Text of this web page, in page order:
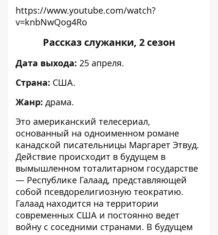
https://www.youtube.com/watch?
v=knbNwQog4Ro
Рассказ служанки, 2 сезон
Дата выхода: 25 апреля.
Страна: США.
Жанр: драма.
Это американский телесериал,
основанный на одноименном романе
канадской писательницы Маргарет Этвуд.
Действие происходит в будущем в
вымышленном тоталитарном государстве
— Республике Галаад, представляющей
собой псевдорелигиозную теократию.
Галаад находится на территории
современных США и постоянно ведет
войну с соседними странами. В будущем